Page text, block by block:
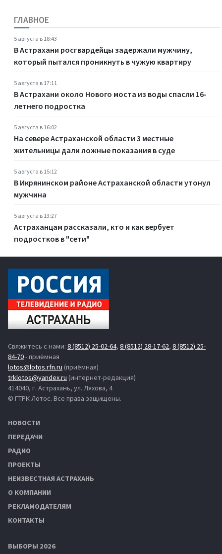
ГЛАВНОЕ
5 августа в 18:43
В Астрахани росгвардейцы задержали мужчину,
который пытался проникнуть в чужую квартиру
5 августа в 17:11
В Астрахани около Нового моста из воды спасли 16-
летнего подростка
5 августа в 16:02
На севере Астраханской области 3 местные
жительницы дали ложные показания в суде
5 августа в 15:12
В Икрянинском районе Астраханской области утонул
мужчина
5 августа в 13:27
Астраханцам рассказали, кто и как вербует
подростков в "сети"
Свяжитесь с нами: 8 (8512) 25-02-64, 8 (8512) 28-17-62, 8 (8512) 25-
84-70- приёмная
lotos@lotos.rfn.ru (приёмная)
trklotos@yandex.ru (интернет-редакция)
414040, г. Астрахань, ул. Ляхова, 4
© ГТРК Лотос. Все права защищены.
НОВОСТИ
ПЕРЕДАЧИ
РАДИО
ПРОЕКТЫ
НЕИЗВЕСТНАЯ АСТРАХАНЬ
О КОМПАНИИ
РЕКЛАМОДАТЕЛЯМ
КОНТАКТЫ
ВЫБОРЫ 2026